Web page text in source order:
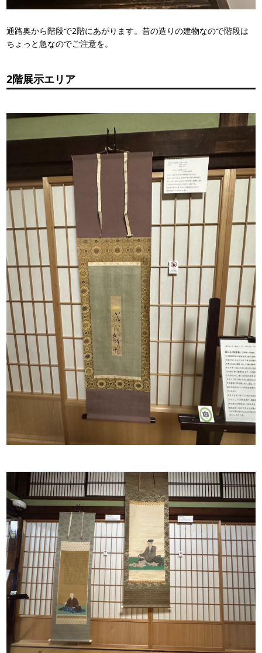
通路奥から階段で2階にあがります。昔の造りの建物なので階段は
ちょっと急なのでご注意を。
2階展示エリア